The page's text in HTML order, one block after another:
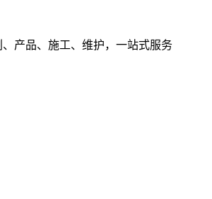
产品、施工、维护，一站式服务